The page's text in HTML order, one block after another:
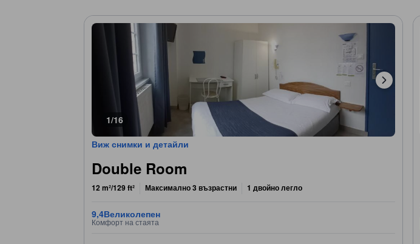
1/16
Виж снимки и детайли
Double Room
12 m²/129 ft² Максимално 3 възрастни 1 двойно легло
9,4Великолепен
Комфорт на стаята